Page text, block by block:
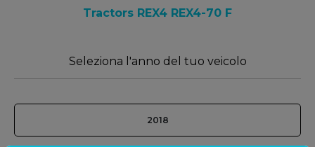
Tractors REX4 REX4-70 F
Seleziona l'anno del tuo veicolo
2018